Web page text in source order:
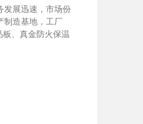
发展迅速，市场份
制造基地，工厂
、真金防火保温